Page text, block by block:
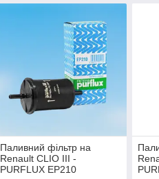
Паливний фільтр на
Renault CLIO III -
PURFLUX EP210